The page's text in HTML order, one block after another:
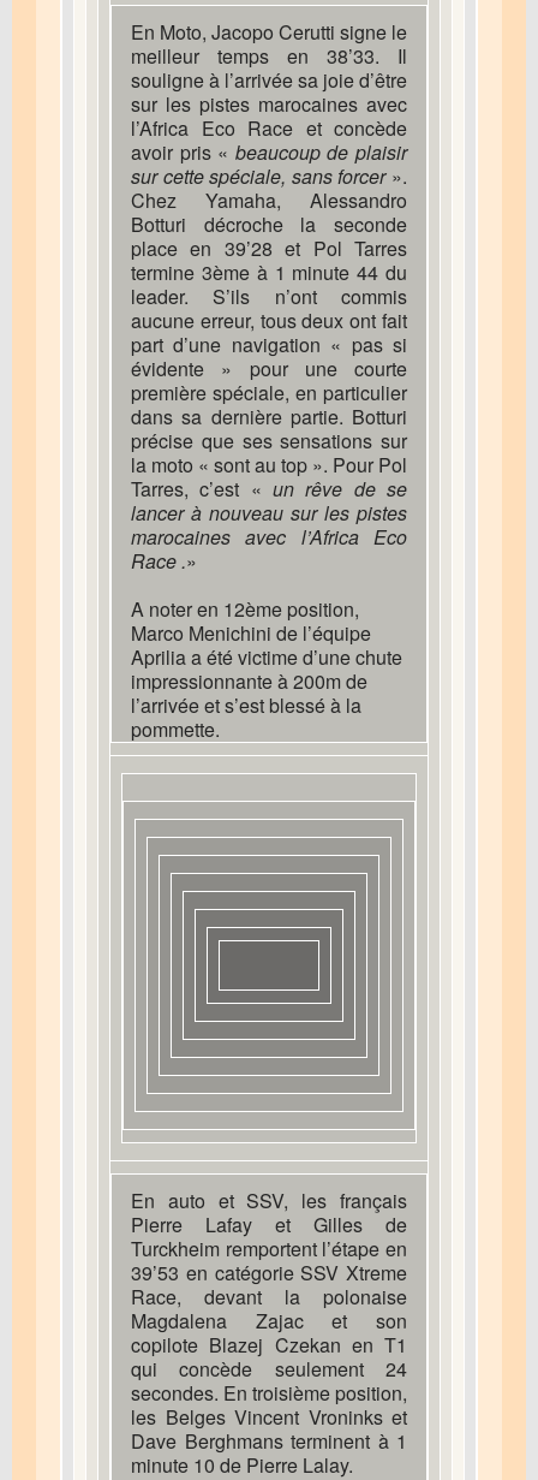
En Moto, Jacopo Cerutti signe le
meilleur temps en 38’33. Il
souligne à l’arrivée sa joie d’être
sur les pistes marocaines avec
l’Africa Eco Race et concède
avoir pris « beaucoup de plaisir
sur cette spéciale, sans forcer».
Chez Yamaha, Alessandro
Botturi décroche la seconde
place en 39’28 et Pol Tarres
termine 3ème à 1 minute 44 du
leader. S’ils n’ont commis
aucune erreur, tous deux ont fait
part d’une navigation « pas si
évidente » pour une courte
première spéciale, en particulier
dans sa dernière partie. Botturi
précise que ses sensations sur
la moto « sont au top ». Pour Pol
Tarres, c’est « un rêve de se
lancer à nouveau sur les pistes
marocaines avec l’Africa Eco
Race .»
A noter en 12ème position,
Marco Menichini de l’équipe
Aprilia a été victime d’une chute
impressionnante à 200m de
l’arrivée et s’est blessé à la
pommette.
En auto et SSV, les français
Pierre Lafay et Gilles de
Turckheim remportent l’étape en
39’53 en catégorie SSV Xtreme
Race, devant la polonaise
Magdalena Zajac et son
copilote Blazej Czekan en T1
qui concède seulement 24
secondes. En troisième position,
les Belges Vincent Vroninks et
Dave Berghmans terminent à 1
minute 10 de Pierre Lalay.